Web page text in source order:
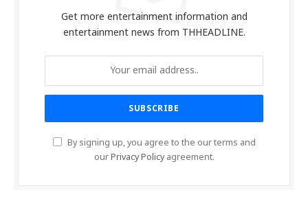
Get more entertainment information and
entertainment news from THHEADLINE.
By signing up, you agree to the our terms and
ourPrivacy Policyagreement.